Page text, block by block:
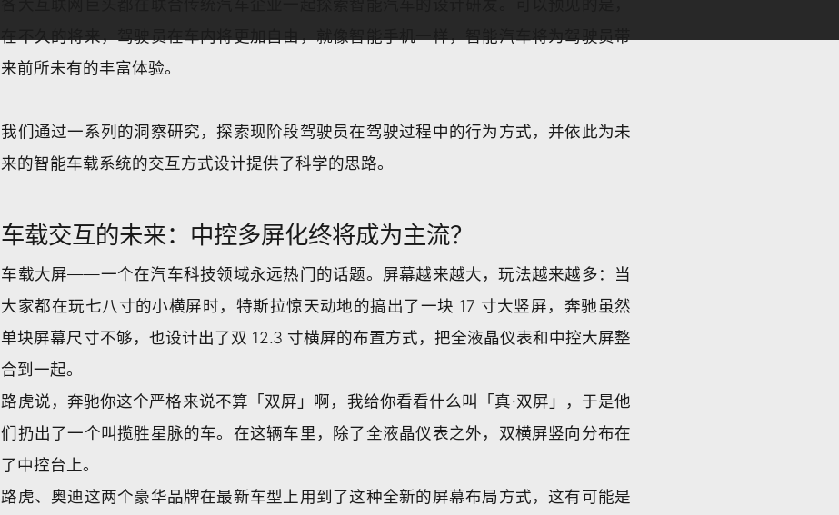
在不久的将来，驾驶员在车内将更加自由，就像智能手机一样，智能汽车将为驾驶员带
来前所未有的丰富体验。
我们通过一系列的洞察研究，探索现阶段驾驶员在驾驶过程中的行为方式，并依此为未
来的智能车载系统的交互方式设计提供了科学的思路。
车载交互的未来：中控多屏化终将成为主流？
车载大屏——一个在汽车科技领域永远热门的话题。屏幕越来越大，玩法越来越多：当
大家都在玩七八寸的小横屏时，特斯拉惊天动地的搞出了一块 17 寸大竖屏，奔驰虽然
单块屏幕尺寸不够，也设计出了双 12.3 寸横屏的布置方式，把全液晶仪表和中控大屏整
合到一起。
路虎说，奔驰你这个严格来说不算「双屏」啊，我给你看看什么叫「真·双屏」，于是他
们扔出了一个叫揽胜星脉的车。在这辆车里，除了全液晶仪表之外，双横屏竖向分布在
了中控台上。
路虎、奥迪这两个豪华品牌在最新车型上用到了这种全新的屏幕布局方式，这有可能是